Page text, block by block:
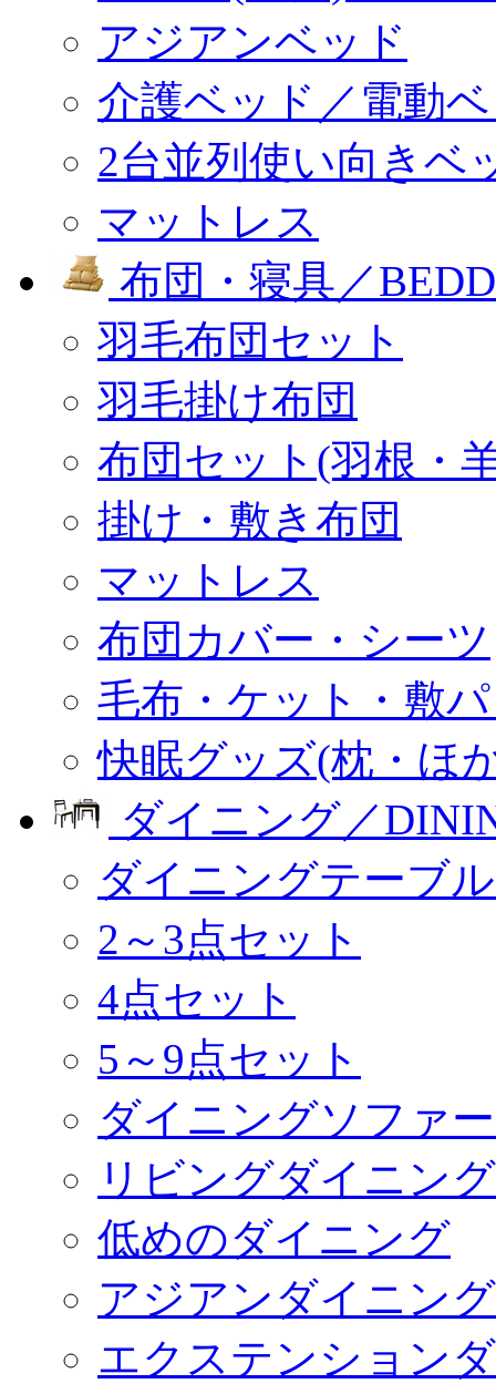
アジアンベッド
介護ベッド／電動
2台並列使い向きベ
マットレス
布団・寝具／
羽毛布団セット
羽毛掛け布団
布団セット(羽根・
掛け・敷き布団
マットレス
布団カバー・シーツ
毛布・ケット・敷
快眠グッズ(枕・ほ
ダイニング／
ダイニングテーブ
2～3点セット
4点セット
5～9点セット
ダイニングソファ
リビングダイニン
低めのダイニング
アジアンダイニング
エクステンション